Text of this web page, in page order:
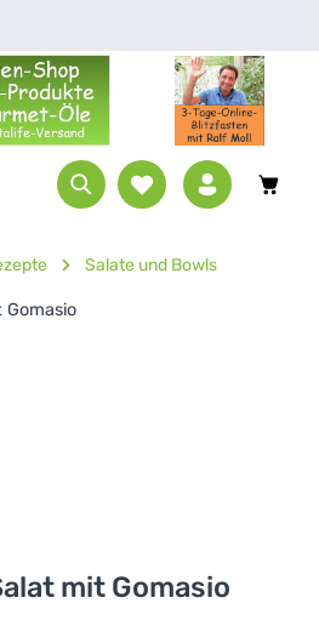
Salate und Bowls
mit Gomasio